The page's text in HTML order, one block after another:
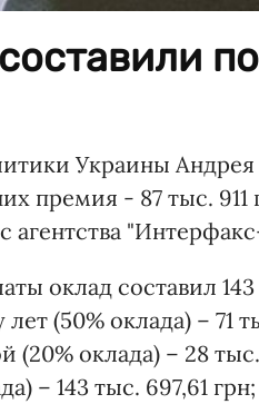
Украины
премия - 87 тыс. 911
агентства
оклад составил 143
(50% оклада) – 71
(20% оклада) – 28
– 143 тыс. 697,61 грн;